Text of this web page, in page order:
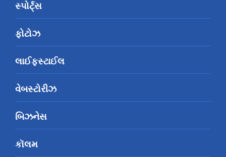
સ્પોર્ટ્સ
ફોટોઝ
લાઈફસ્ટાઈલ
વેબસ્ટોરીઝ
બિઝનેસ
કૉલમ